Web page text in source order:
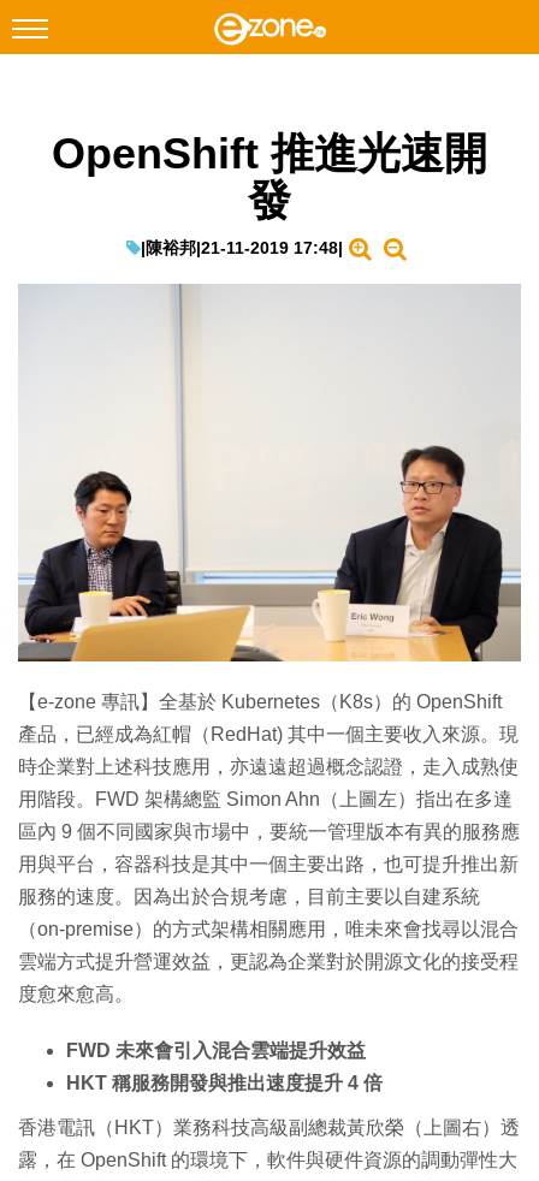
Facebook Instagram
遊戲動漫
生成式AI與雲端應用
Enterprise Digital Transformation
特集
OpenShift 推進光速開
發
|陳裕邦|21-11-2019 17:48|
【e-zone 專訊】全基於 Kubernetes（K8s）的 OpenShift
產品，已經成為紅帽（RedHat) 其中一個主要收入來源。現
時企業對上述科技應用，亦遠遠超過概念認證，走入成熟使
用階段。FWD 架構總監 Simon Ahn（上圖左）指出在多達
區內 9 個不同國家與市場中，要統一管理版本有異的服務應
用與平台，容器科技是其中一個主要出路，也可提升推出新
服務的速度。因為出於合規考慮，目前主要以自建系統
（on-premise）的方式架構相關應用，唯未來會找尋以混合
雲端方式提升營運效益，更認為企業對於開源文化的接受程
度愈來愈高。
FWD 未來會引入混合雲端提升效益
HKT 稱服務開發與推出速度提升 4 倍
香港電訊（HKT）業務科技高級副總裁黃欣榮（上圖右）透
露，在 OpenShift 的環境下，軟件與硬件資源的調動彈性大